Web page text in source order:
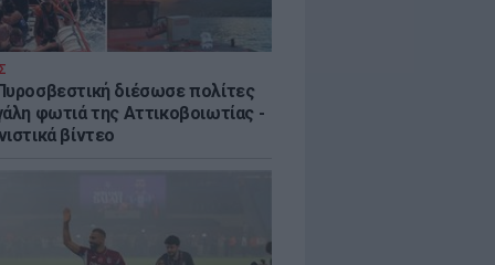
διέσωσε πολίτες
φωτιά της Αττικοβοιωτίας -
βίντεο